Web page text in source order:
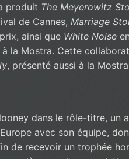
produit The Meyerowitz
de Cannes, Marriage
ainsi que White Noise
la Mostra. Cette
, présenté aussi à la
dans le rôle-titre, un
avec son équipe,
de recevoir un trophée